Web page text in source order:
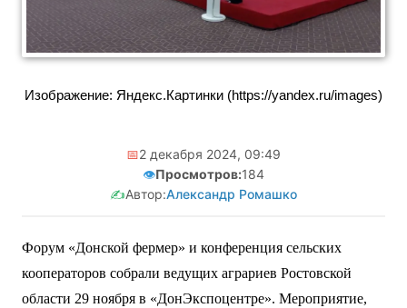
Изображение: Яндекс.Картинки (https://yandex.ru/images)
📅2 декабря 2024, 09:49
👁️Просмотров:184
✍️Автор:Александр Ромашко
Форум «Донской фермер» и конференция сельских
кооператоров собрали ведущих аграриев Ростовской
области 29 ноября в «ДонЭкспоцентре». Мероприятие,